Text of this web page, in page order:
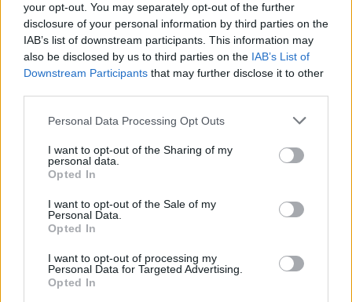
your opt-out. You may separately opt-out of the further
disclosure of your personal information by third parties on the
IAB’s list of downstream participants. This information may
also be disclosed by us to third parties on the IAB’s List of
Downstream Participants that may further disclose it to other
Personal Data Processing Opt Outs
I want to opt-out of the Sharing of my
personal data.
Opted In
I want to opt-out of the Sale of my
Personal Data.
Opted In
I want to opt-out of processing my
Personal Data for Targeted Advertising.
Opted In
TIPOS DE PARTO
POSPARTO
Sexo después del parto. ¡Consejos que debes